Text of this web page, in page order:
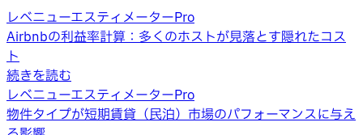
レベニューエスティメーターPro
Airbnbの利益率計算：多くのホストが見落とす隠れたコス
ト
続きを読む
レベニューエスティメーターPro
物件タイプが短期賃貸（民泊）市場のパフォーマンスに与え